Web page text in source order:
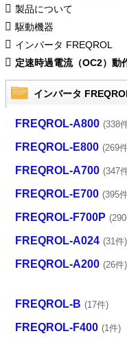
製品について
駆動機器
インバータ FREQROL
定速時過電流（OC2）動
インバータ
FREQROL-A800 (338
FREQROL-E800 (269
FREQROL-A700 (347
FREQROL-E700 (395
FREQROL-F700P
FREQROL-A024 (31件)
FREQROL-A200 (26件)
FREQROL-B (17件)
FREQROL-F400 (1件)